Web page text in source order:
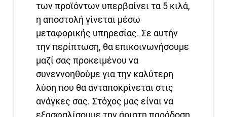
των προϊόντων υπερβαίνει τα 5 κιλά,
η αποστολή γίνεται μέσω
μεταφορικής υπηρεσίας. Σε αυτήν
την περίπτωση, θα επικοινωνήσουμε
μαζί σας προκειμένου να
συνεννοηθούμε για την καλύτερη
λύση που θα ανταποκρίνεται στις
ανάγκες σας. Στόχος μας είναι να
εξασφαλίσουμε την άριστη παράδοση